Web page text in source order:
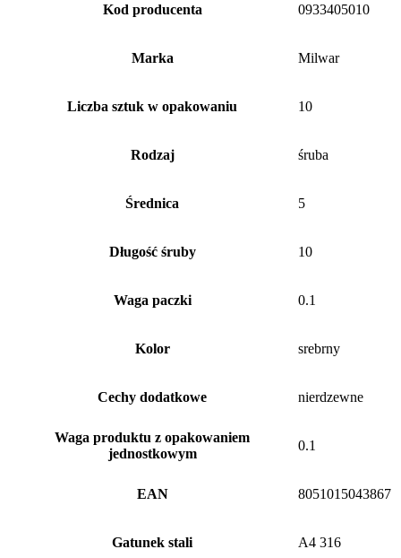
Kod producenta 0933405010
Marka Milwar
Liczba sztuk w opakowaniu 10
Rodzaj śruba
Średnica 5
Długość śruby 10
Waga paczki 0.1
Kolor srebrny
Cechy dodatkowe nierdzewne
Waga produktu z opakowaniem
jednostkowym
0.1
EAN 8051015043867
Gatunek stali A4 316